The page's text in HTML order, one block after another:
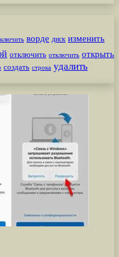
ворде диск изменить
отключить отключить открыть
создать строка удалить